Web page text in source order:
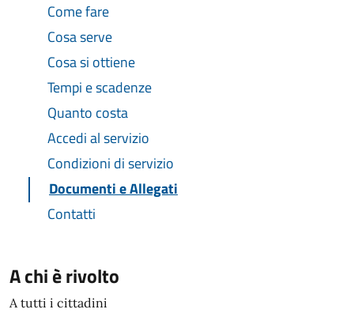
Come fare
Cosa serve
Cosa si ottiene
Tempi e scadenze
Quanto costa
Accedi al servizio
Condizioni di servizio
Documenti e Allegati
Contatti
A chi è rivolto
A tutti i cittadini